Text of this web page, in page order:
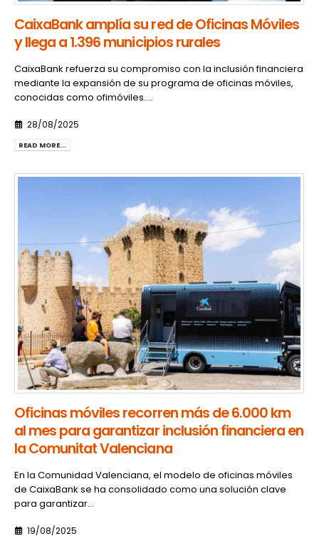
CaixaBank amplía su red de Oficinas Móviles
y llega a 1.396 municipios rurales
CaixaBank refuerza su compromiso con la inclusión financiera
mediante la expansión de su programa de oficinas móviles,
conocidas como ofimóviles....
28/08/2025
READ MORE...
Oficinas móviles recorren más de 6.000 km
al mes para garantizar inclusión financiera en
la Comunitat Valenciana
En la Comunidad Valenciana, el modelo de oficinas móviles
de CaixaBank se ha consolidado como una solución clave
para garantizar...
19/08/2025